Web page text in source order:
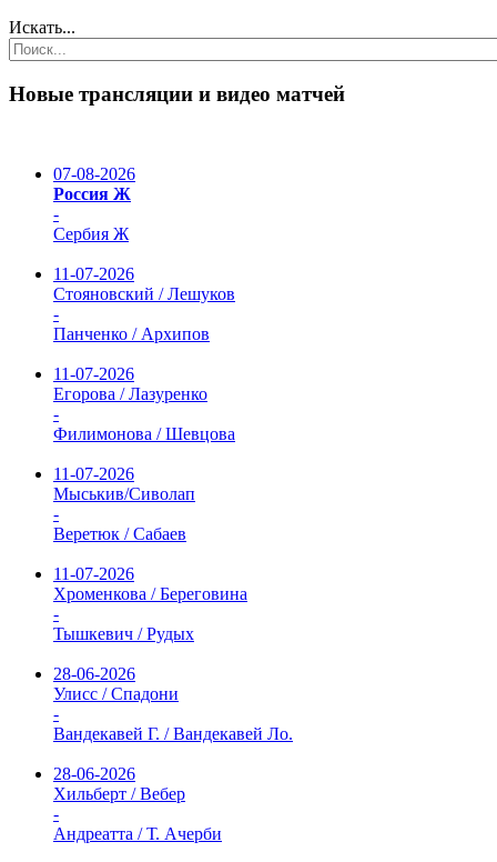
Искать...
Новые трансляции и видео матчей
07-08-2026
Россия Ж
-
Сербия Ж
11-07-2026
Стояновский / Лешуков
-
Панченко / Архипов
11-07-2026
Егорова / Лазуренко
-
Филимонова / Шевцова
11-07-2026
Мыськив/Сиволап
-
Веретюк / Сабаев
11-07-2026
Хроменкова / Береговина
-
Тышкевич / Рудых
28-06-2026
Улисс / Спадони
-
Вандекавей Г. / Вандекавей Ло.
28-06-2026
Хильберт / Вебер
-
Андреатта / Т. Ачерби